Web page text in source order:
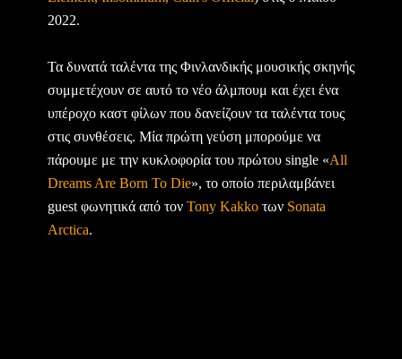
2022.
Τα δυνατά ταλέντα της Φινλανδικής μουσικής σκηνής
συμμετέχουν σε αυτό το νέο άλμπουμ και έχει ένα
υπέροχο καστ φίλων που δανείζουν τα ταλέντα τους
στις συνθέσεις. Μία πρώτη γεύση μπορούμε να
πάρουμε με την κυκλοφορία του πρώτου single «All
Dreams Are Born To Die», το οποίο περιλαμβάνει
guest φωνητικά από τον Tony Kakko των Sonata
Arctica.